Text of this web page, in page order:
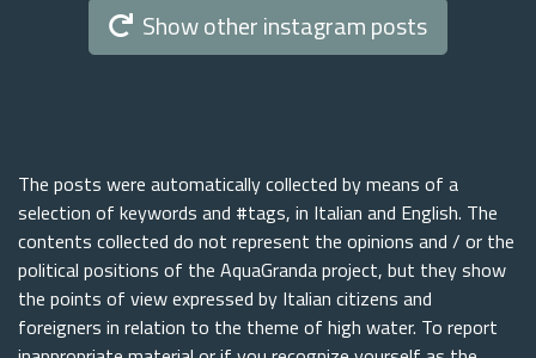
Show other instagram posts
The posts were automatically collected by means of a
selection of keywords and #tags, in Italian and English. The
contents collected do not represent the opinions and / or the
political positions of the AquaGranda project, but they show
the points of view expressed by Italian citizens and
foreigners in relation to the theme of high water. To report